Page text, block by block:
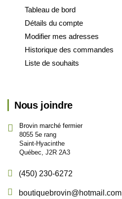
Tableau de bord
Détails du compte
Modifier mes adresses
Historique des commandes
Liste de souhaits
Nous joindre
Brovin marché fermier
8055 5e rang
Saint-Hyacinthe
Québec, J2R 2A3
(450) 230-6272
boutiquebrovin@hotmail.com